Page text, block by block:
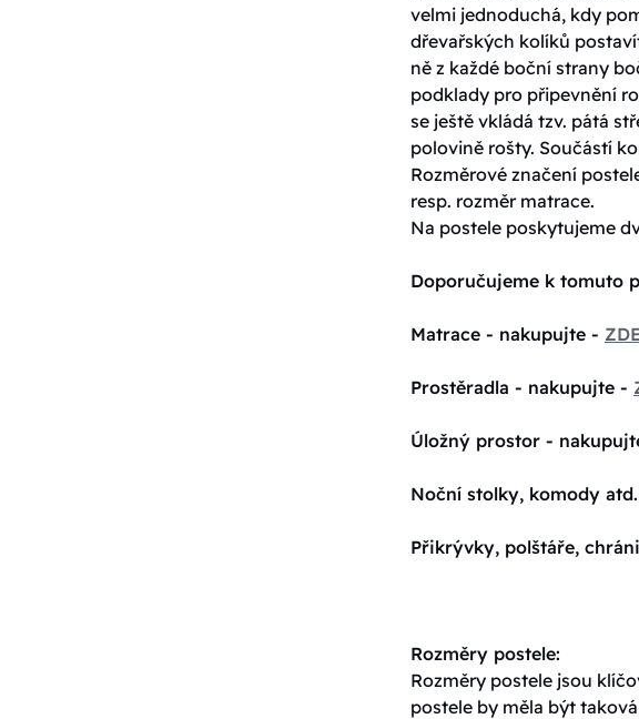
velmi jednoduchá, kdy
dřevařských kolíků
ně z každé boční strany
podklady pro připevnění
se ještě vkládá tzv. pátá
polovině rošty. Součástí
Rozměrové značení
resp. rozměr matrace.
Na postele poskytujeme
Doporučujeme k tomuto
Matrace - nakupujte - ZDE
Prostěradla - nakupujte -
Úložný prostor -
Noční stolky, komody
Přikrývky, polštáře,
Rozměry postele:
Rozměry postele jsou
postele by měla být